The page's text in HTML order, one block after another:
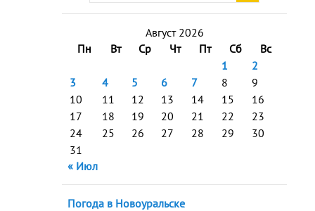
Август 2026
Пн
Вт Ср Чт Пт Сб
Вс
1
2
3
4 5 6 7 8
9
10
11 12 13 14 15
16
17
18 19 20 21 22
23
24
25 26 27 28 29
30
31
« Июл
Погода в Новоуральске